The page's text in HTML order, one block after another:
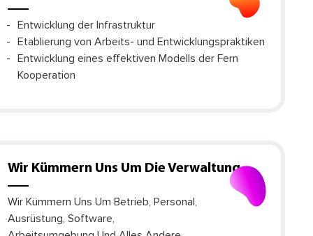
Entwicklung der Infrastruktur
Etablierung von Arbeits- und Entwicklungspraktiken
Entwicklung eines effektiven Modells der Fern
Kooperation
Wir Kümmern Uns Um Die Verwaltung
Wir Kümmern Uns Um Betrieb, Personal,
Ausrüstung, Software,